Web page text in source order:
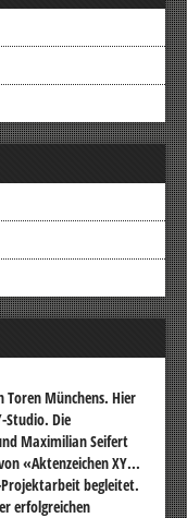
Toren Münchens. Hier
Studio. Die
Maximilian Seifert
«Aktenzeichen XY...
begleitet.
erfolgreichen